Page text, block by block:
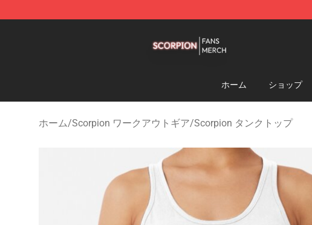
ホーム ショップ
ホーム/Scorpion ワークアウトギア/Scorpion タンクトップ